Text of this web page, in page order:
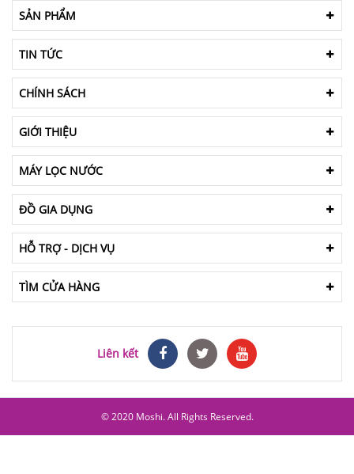
SẢN PHẨM
TIN TỨC
CHÍNH SÁCH
GIỚI THIỆU
MÁY LỌC NƯỚC
ĐỒ GIA DỤNG
HỖ TRỢ - DỊCH VỤ
TÌM CỬA HÀNG
Liên kết
© 2020 Moshi. All Rights Reserved.